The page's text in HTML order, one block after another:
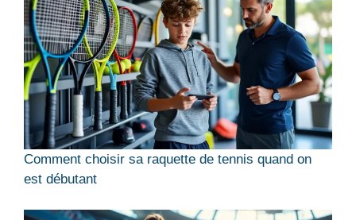
Comment choisir sa raquette de tennis quand on
est débutant